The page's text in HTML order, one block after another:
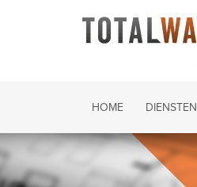
HOME DIENSTEN